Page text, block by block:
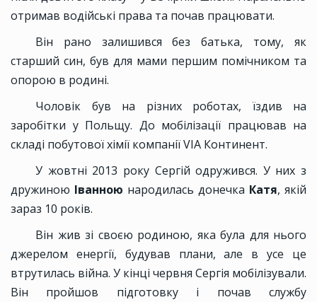
отримав водійські права та почав працювати.
Він рано залишився без батька, тому, як
старший син, був для мами першим помічником та
опорою в родині.
Чоловік був на різних роботах, їздив на
заробітки у Польщу. До мобілізації працював на
складі побутової хімії компанії VIA Континент.
У жовтні 2013 року Сергій одружився. У них з
дружиною Іванною народилась донечка Катя, якій
зараз 10 років.
Він жив зі своєю родиною, яка була для нього
джерелом енергії, будував плани, але в усе це
втрутилась війна. У кінці червня Сергія мобілізували.
Він пройшов підготовку і почав службу